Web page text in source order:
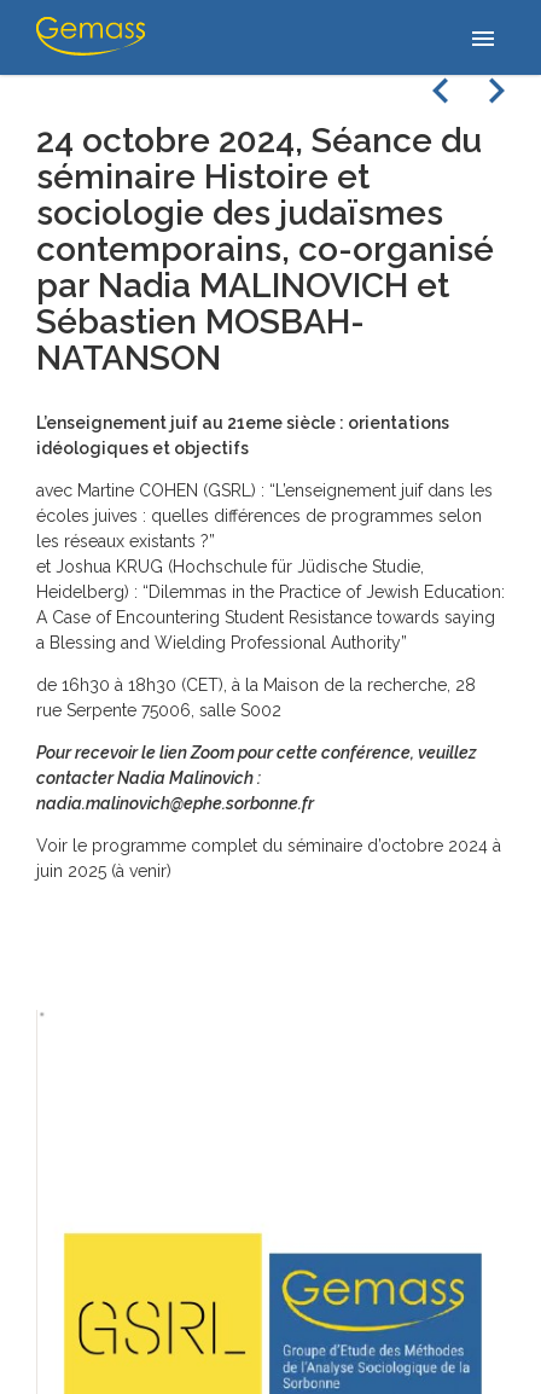
menu
Home // 24 octobre 2024, Séance du séminaire Histoire et sociologie
des judaïsmes contemporains, co-organisé par Nadia…
navigate_beforenavigate_next
24 octobre 2024, Séance du
séminaire Histoire et
sociologie des judaïsmes
contemporains, co-organisé
par Nadia MALINOVICH et
Sébastien MOSBAH-
NATANSON
L’enseignement juif au 21eme siècle : orientations
idéologiques et objectifs
avec Martine COHEN (GSRL) : “L’enseignement juif dans les
écoles juives : quelles différences de programmes selon
les réseaux existants ?”
et Joshua KRUG (Hochschule für Jüdische Studie,
Heidelberg) : “Dilemmas in the Practice of Jewish Education:
A Case of Encountering Student Resistance towards saying
a Blessing and Wielding Professional Authority”
de 16h30 à 18h30 (CET), à la Maison de la recherche, 28
rue Serpente 75006, salle S002
Pour recevoir le lien Zoom pour cette conférence, veuillez
contacter Nadia Malinovich :
nadia.malinovich@ephe.sorbonne.fr
Voir le programme complet du séminaire d’octobre 2024 à
juin 2025 (à venir)